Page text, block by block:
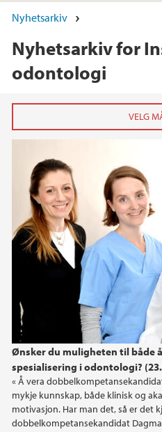
Nyhetsarkiv
Nyhetsarkiv for
odontologi
Ønsker du muligheten til både
spesialisering i odontologi?
« Å vera
mykje kunnskap, både klinisk og
motivasjon. Har man det, så er det
dobbelkompetansekandidat
2025
2023